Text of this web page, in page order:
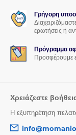
Περιεχόμενα
1x στεγνό πανί
Γρήγορη
ερωτήσεις ή
Πρόγραμμα
Προσφέρουμε
Χρειάζεστε
Η εξυπηρέτηση